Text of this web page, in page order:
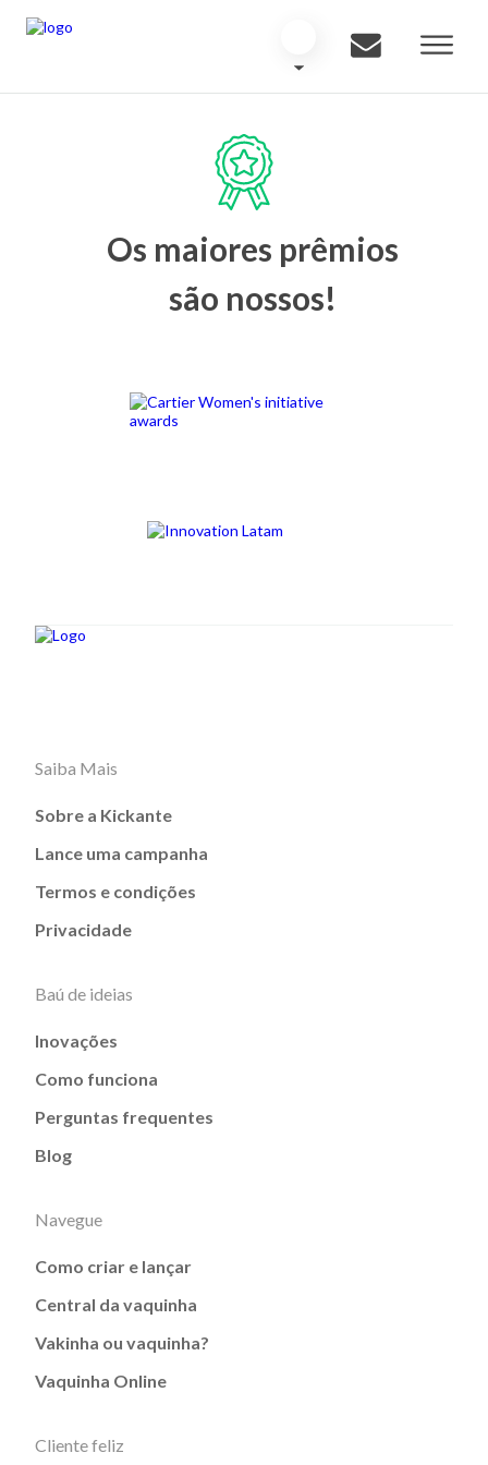
Os maiores prêmios
são nossos!
Saiba Mais
Sobre a Kickante
Lance uma campanha
Termos e condições
Privacidade
Baú de ideias
Inovações
Como funciona
Perguntas frequentes
Blog
Navegue
Como criar e lançar
Central da vaquinha
Vakinha ou vaquinha?
Vaquinha Online
Cliente feliz